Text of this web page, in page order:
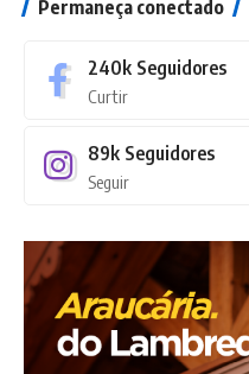
Permaneça conectado
240k Seguidores
Curtir
89k Seguidores
Seguir